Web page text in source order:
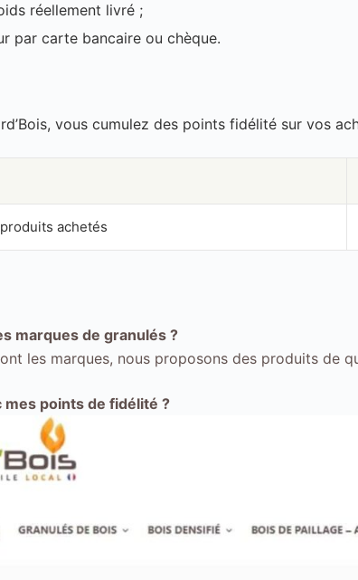
réellement livré ;
par carte bancaire ou chèque.
vous cumulez des points fidélité sur vos
achetés
marques de granulés ?
les marques, nous proposons des produits de
points de fidélité ?